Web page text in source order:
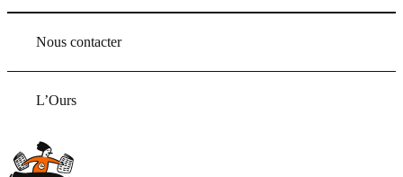
Nous contacter
L’Ours